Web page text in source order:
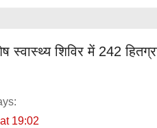
शिविर में 242
19:02